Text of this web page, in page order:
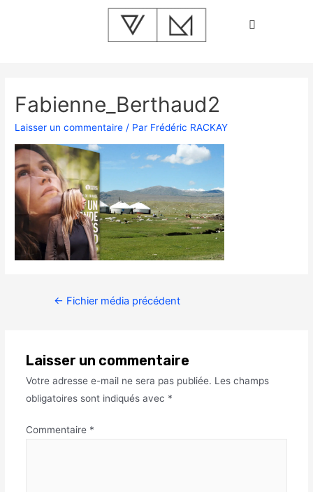
Fabienne_Berthaud2
Laisser un commentaire / Par Frédéric RACKAY
← Fichier média précédent
Laisser un commentaire
Votre adresse e-mail ne sera pas publiée. Les champs
obligatoires sont indiqués avec *
Commentaire *